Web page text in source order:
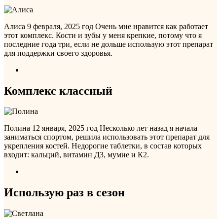
Алиса 9 февраля, 2025 год Очень мне нравится как работает
этот комплекс. Кости и зубы у меня крепкие, потому что я
последние года три, если не дольше использую этот препарат
для поддержки своего здоровья.
Комплекс классный
Полина 12 января, 2025 год Несколько лет назад я начала
заниматься спортом, решила использовать этот препарат для
укрепления костей. Недорогие таблетки, в состав которых
входит: кальций, витамин Д3, мумие и К2.
Использую раз в сезон